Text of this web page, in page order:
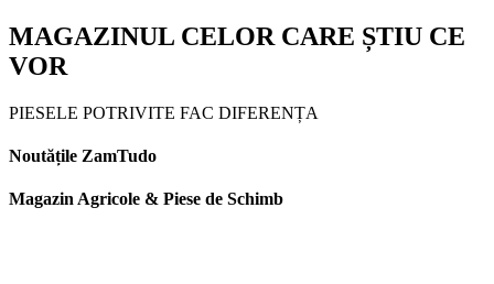
MAGAZINUL CELOR CARE ȘTIU CE
VOR
PIESELE POTRIVITE FAC DIFERENȚA
Noutățile ZamTudo
Magazin Agricole & Piese de Schimb